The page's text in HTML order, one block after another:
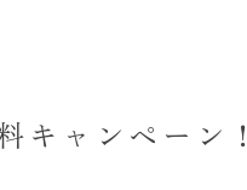
ャンペーン！